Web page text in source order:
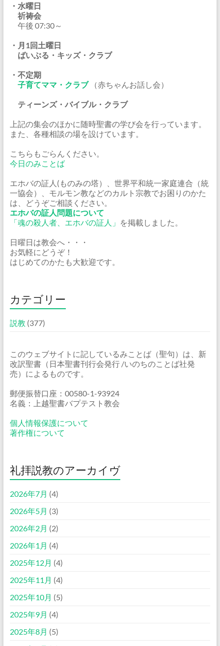
・水曜日
祈祷会
午後 07:30～
・月1回土曜日
ばいぶる・キッズ・クラブ
・不定期
子育てママ・クラブ（赤ちゃんお話し会）
ティーンズ・バイブル・クラブ
上記の集会のほかに随時聖書の学び会を行っています。
また、各種相談の場を設けています。
こちらもごらんください。
今日のみことば
エホバの証人(ものみの塔）、世界平和統一家庭連合（統
一協会）、モルモン教などのカルト宗教でお困りのかた
は、どうぞご相談ください。
エホバの証人問題について
「魂の殺人者、エホバの証人」 を掲載しました。
日曜日は教会へ・・・
お気軽にどうぞ！
はじめてのかたも大歓迎です。
カテゴリー
説教 (377)
このウェブサイトに記しているみことば（聖句）は、新
改訳聖書（日本聖書刊行会発行 /いのちのことば社発
売）によるものです。
郵便振替口座：00580-1-93924
名義：上越聖書バプテスト教会
個人情報保護について
著作権について
礼拝説教のアーカイヴ
2026年7月 (4)
2026年5月 (3)
2026年2月 (2)
2026年1月 (4)
2025年12月 (4)
2025年11月 (4)
2025年10月 (5)
2025年9月 (4)
2025年8月 (5)